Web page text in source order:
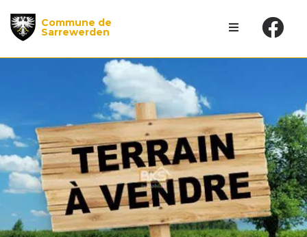
Commune de
Sarrewerden